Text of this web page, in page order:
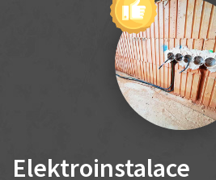
Elektroinstalace